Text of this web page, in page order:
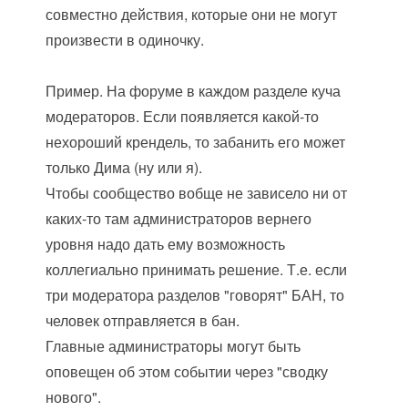
совместно действия, которые они не могут
произвести в одиночку.
Пример. На форуме в каждом разделе куча
модераторов. Если появляется какой-то
нехороший крендель, то забанить его может
только Дима (ну или я).
Чтобы сообщество вобще не зависело ни от
каких-то там администраторов вернего
уровня надо дать ему возможность
коллегиально принимать решение. Т.е. если
три модератора разделов "говорят" БАН, то
человек отправляется в бан.
Главные администраторы могут быть
оповещен об этом событии через "сводку
нового".